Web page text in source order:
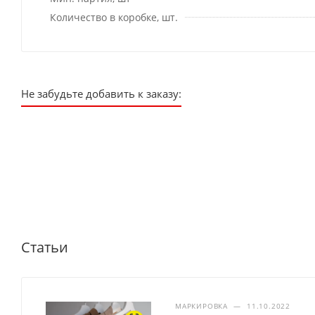
Количество в коробке, шт.
Не забудьте добавить к заказу:
Статьи
МАРКИРОВКА — 11.10.2022